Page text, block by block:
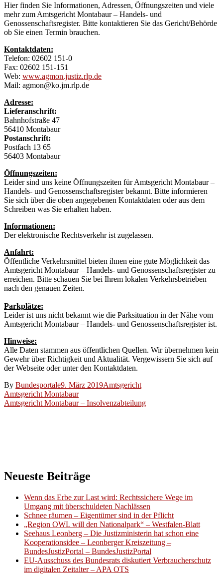
Hier finden Sie Informationen, Adressen, Öffnungszeiten und viele
mehr zum Amtsgericht Montabaur – Handels- und
Genossenschaftsregister. Bitte kontaktieren Sie das Gericht/Behörde
ob Sie einen Termin brauchen.
Kontaktdaten:
Telefon: 02602 151-0
Fax: 02602 151-151
Web: www.agmon.justiz.rlp.de
Mail: agmon@ko.jm.rlp.de
Adresse:
Lieferanschrift:
Bahnhofstraße 47
56410 Montabaur
Postanschrift:
Postfach 13 65
56403 Montabaur
Öffnungszeiten:
Leider sind uns keine Öffnungszeiten für Amtsgericht Montabaur –
Handels- und Genossenschaftsregister bekannt. Bitte informieren
Sie sich über die oben angegebenen Kontaktdaten oder aus dem
Schreiben was Sie erhalten haben.
Informationen:
Der elektronische Rechtsverkehr ist zugelassen.
Anfahrt:
Öffentliche Verkehrsmittel bieten ihnen eine gute Möglichkeit das
Amtsgericht Montabaur – Handels- und Genossenschaftsregister zu
erreichen. Bitte schauen Sie bei Ihrem lokalen Verkehrsbetrieben
nach den genauen Zeiten.
Parkplätze:
Leider ist uns nicht bekannt wie die Parksituation in der Nähe vom
Amtsgericht Montabaur – Handels- und Genossenschaftsregister ist.
Hinweise:
Alle Daten stammen aus öffentlichen Quellen. Wir übernehmen kein
Gewehr über Richtigkeit und Aktualität. Vergewissern Sie sich auf
der Webseite oder unter den Kontaktdaten.
By Bundesportale9. März 2019Amtsgericht
Beitragsnavigation
Amtsgericht Montabaur
Amtsgericht Montabaur – Insolvenzabteilung
Neueste Beiträge
Wenn das Erbe zur Last wird: Rechtssichere Wege im
Umgang mit überschuldeten Nachlässen
Schnee räumen – Eigentümer sind in der Pflicht
„Region OWL will den Nationalpark“ – Westfalen-Blatt
Seehaus Leonberg – Die Justizministerin hat schon eine
Kooperationsidee – Leonberger Kreiszeitung –
BundesJustizPortal – BundesJustizPortal
EU-Ausschuss des Bundesrats diskutiert Verbraucherschutz
im digitalen Zeitalter – APA OTS